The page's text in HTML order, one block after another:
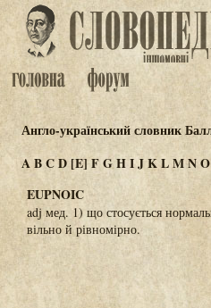
Англо-український словник
ABCD[E] FGHIJKLMNO
EUPNOIC
adj мед. 1) що стосується
вільно й рівномірно.